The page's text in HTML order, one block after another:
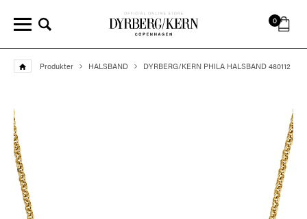
0
Produkter HALSBAND DYRBERG/KERN PHILA HALSBAND 480112